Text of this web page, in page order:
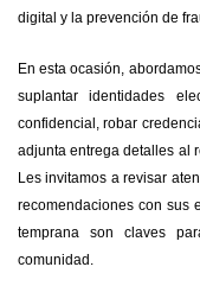
digital y la prevención de
En esta ocasión,
suplantar identidades
confidencial, robar
adjunta entrega detalles al
Les invitamos a revisar
recomendaciones con sus
temprana son claves
comunidad.